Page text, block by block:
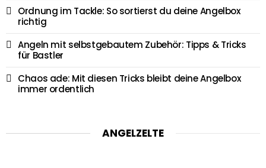
Ordnung im Tackle: So sortierst du deine Angelbox
richtig
Angeln mit selbstgebautem Zubehör: Tipps & Tricks
für Bastler
Chaos ade: Mit diesen Tricks bleibt deine Angelbox
immer ordentlich
ANGELZELTE